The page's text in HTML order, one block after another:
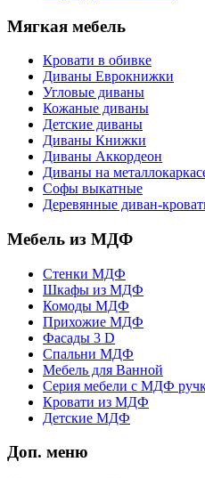
Мягкая мебель
Кровати в обивке
Диваны Еврокнижки
Угловые диваны
Кожаные диваны
Детские диваны
Диваны Книжки
Диваны Аккордеон
Диваны на
Софы выкатные
Деревянные диван-
Мебель из МДФ
Стенки МДФ
Шкафы из МДФ
Комоды МДФ
Прихожие МДФ
Фасады 3 D
Спальни МДФ
Мебель для Ванной
Серия мебели с МДФ
Кровати из МДФ
Детские МДФ
Доп. меню